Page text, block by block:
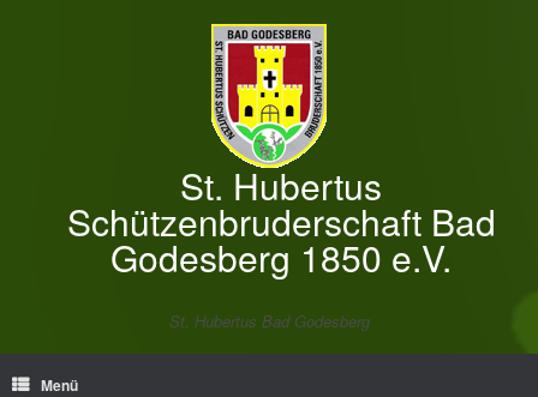
St. Hubertus
Schützenbruderschaft Bad
Godesberg 1850 e.V.
St. Hubertus Bad Godesberg
Menü